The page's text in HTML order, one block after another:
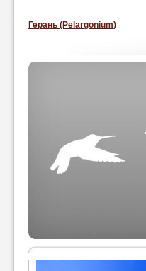
Герань (Pelargonium)